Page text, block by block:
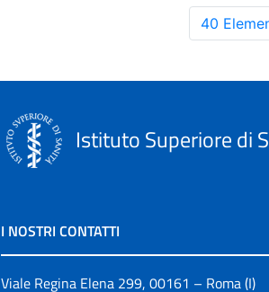
40
Istituto Superiore di
I NOSTRI CONTATTI
Viale Regina Elena 299, 00161 – Roma (I)